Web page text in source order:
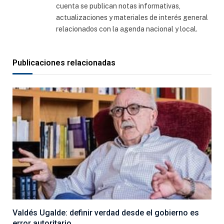
cuenta se publican notas informativas,
actualizaciones y materiales de interés general
relacionados con la agenda nacional y local.
Publicaciones relacionadas
Valdés Ugalde: definir verdad desde el gobierno es